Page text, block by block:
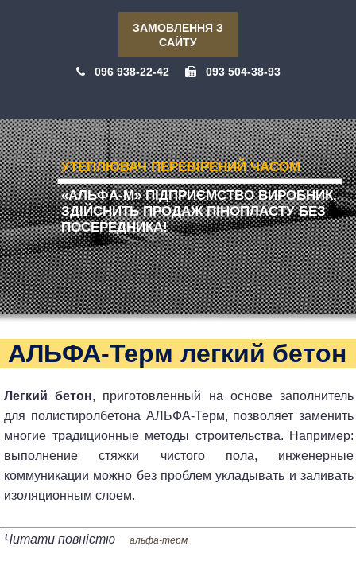
ЗАМОВЛЕННЯ З
САЙТУ
096 938-22-42 093 504-38-93
УТЕПЛЮВАЧ ПЕРЕВІРЕНИЙ ЧАСОМ
«АЛЬФА-М» ПІДПРИЄМСТВО ВИРОБНИК,
ЗДІЙСНИТЬ ПРОДАЖ ПІНОПЛАСТУ БЕЗ
ПОСЕРЕДНИКА!
АЛЬФА-Терм легкий бетон
Легкий бетон, приготовленный на основе заполнитель
для полистиролбетона АЛЬФА-Терм, позволяет заменить
многие традиционные методы строительства. Например:
выполнение стяжки чистого пола, инженерные
коммуникации можно без проблем укладывать и заливать
изоляционным слоем.
Читати повністю альфа-терм